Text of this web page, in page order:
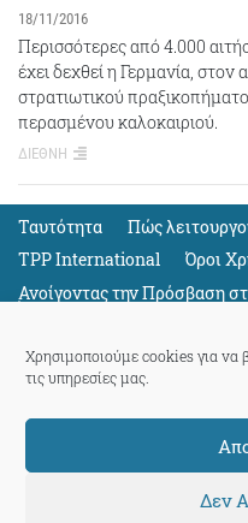
Χρησιμοποιούμε cookies για να
τις υπηρεσίες μας.
Δεν
18/11/2016
Περισσότερες από 4.000
έχει δεχθεί η Γερμανία,
στρατιωτικού
περασμένου καλοκαιριού.
ΔΙΕΘΝΗ
Ταυτότητα Πώς
TPP International
Όροι
Ανοίγοντας την Πρόσβαση
Όλους
powered by our